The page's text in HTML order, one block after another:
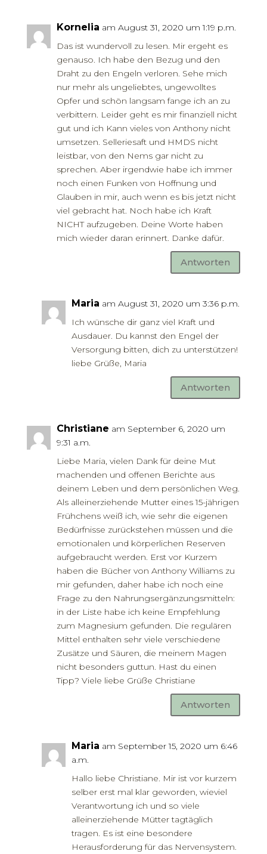
Kornelia am August 31, 2020 um 1:19 p.m.
Das ist wundervoll zu lesen. Mir ergeht es
genauso. Ich habe den Bezug und den
Draht zu den Engeln verloren. Sehe mich
nur mehr als ungeliebtes, ungewolltes
Opfer und schön langsam fange ich an zu
verbittern. Leider geht es mir finanziell nicht
gut und ich Kann vieles von Anthony nicht
umsetzen. Selleriesaft und HMDS nicht
leistbar, von den Nems gar nicht zu
sprechen. Aber irgendwie habe ich immer
noch einen Funken von Hoffnung und
Glauben in mir, auch wenn es bis jetzt nicht
viel gebracht hat. Noch habe ich Kraft
NICHT aufzugeben. Deine Worte haben
mich wieder daran erinnert. Danke dafür.
Antworten
Maria am August 31, 2020 um 3:36 p.m.
Ich wünsche dir ganz viel Kraft und
Ausdauer. Du kannst den Engel der
Versorgung bitten, dich zu unterstützen!
liebe Grüße, Maria
Antworten
Christiane am September 6, 2020 um
9:31 a.m.
Liebe Maria, vielen Dank für deine Mut
machenden und offenen Berichte aus
deinem Leben und dem persönlichen Weg.
Als alleinerziehende Mutter eines 15-jährigen
Frühchens weiß ich, wie sehr die eigenen
Bedürfnisse zurückstehen müssen und die
emotionalen und körperlichen Reserven
aufgebraucht werden. Erst vor Kurzem
haben die Bücher von Anthony Williams zu
mir gefunden, daher habe ich noch eine
Frage zu den Nahrungsergänzungsmitteln:
in der Liste habe ich keine Empfehlung
zum Magnesium gefunden. Die regulären
Mittel enthalten sehr viele verschiedene
Zusätze und Säuren, die meinem Magen
nicht besonders guttun. Hast du einen
Tipp? Viele liebe Grüße Christiane
Antworten
Maria am September 15, 2020 um 6:46
a.m.
Hallo liebe Christiane. Mir ist vor kurzem
selber erst mal klar geworden, wieviel
Verantwortung ich und so viele
alleinerziehende Mütter tagtäglich
tragen. Es ist eine besondere
Herausforderung für das Nervensystem.